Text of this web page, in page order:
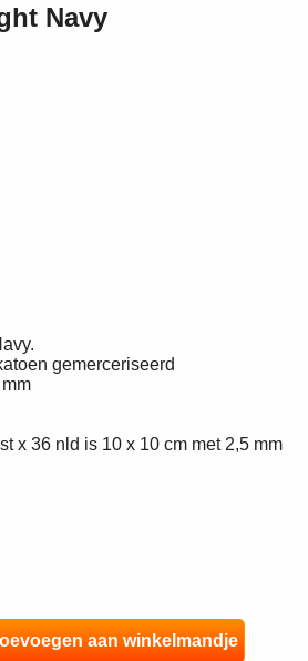
Navy
gemerceriseerd
x 36 nld is 10 x 10 cm met 2,5 mm